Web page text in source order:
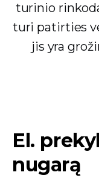
turinio
turi patirties
jis yra
El.
nugarą